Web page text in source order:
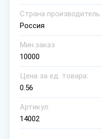
Страна производитель
Россия
Мин.заказ
10000
Цена за ед. товара:
0.56
Артикул:
14002